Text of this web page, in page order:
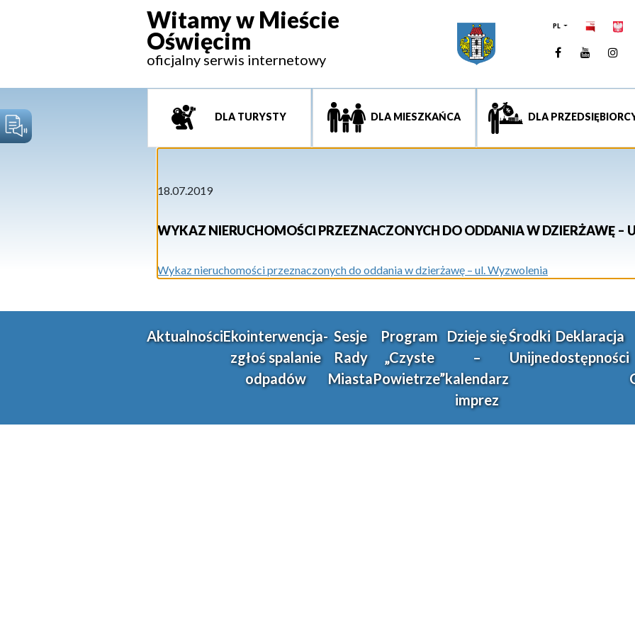
Witamy w Mieście
Oświęcim
oficjalny serwis internetowy
PL
Facebook
DLA TURYSTY DLA MIESZKAŃCA DLA
18.07.2019
WYKAZ NIERUCHOMOŚCI PRZEZNACZONYCH DO ODDANIA W DZIERŻAWĘ –
Wykaz nieruchomości przeznaczonych do oddania w dzierżawę – ul. Wyzwolenia
AktualnościEkointerwencja-
zgłoś spalanie
odpadów
Sesje
Rady
Miasta
Program
„Czyste
Powietrze”
Dzieje się
–
kalendarz
imprez
Środki
Unijne
Deklaracja
dostępności